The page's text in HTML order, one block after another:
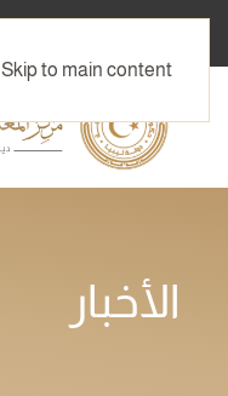
Skip to main content
الأخبار